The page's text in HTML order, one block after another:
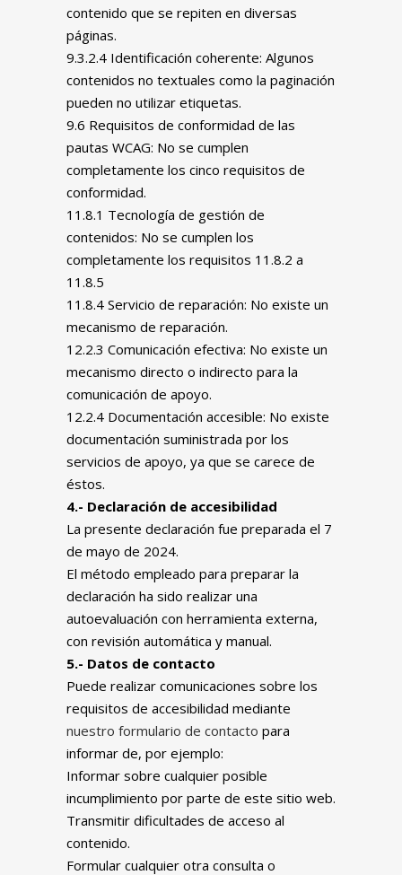
contenido que se repiten en diversas
páginas.
9.3.2.4 Identificación coherente: Algunos
contenidos no textuales como la paginación
pueden no utilizar etiquetas.
9.6 Requisitos de conformidad de las
pautas WCAG: No se cumplen
completamente los cinco requisitos de
conformidad.
11.8.1 Tecnología de gestión de
contenidos: No se cumplen los
completamente los requisitos 11.8.2 a
11.8.5
11.8.4 Servicio de reparación: No existe un
mecanismo de reparación.
12.2.3 Comunicación efectiva: No existe un
mecanismo directo o indirecto para la
comunicación de apoyo.
12.2.4 Documentación accesible: No existe
documentación suministrada por los
servicios de apoyo, ya que se carece de
éstos.
4.- Declaración de accesibilidad
La presente declaración fue preparada el 7
de mayo de 2024.
El método empleado para preparar la
declaración ha sido realizar una
autoevaluación con herramienta externa,
con revisión automática y manual.
5.- Datos de contacto
Puede realizar comunicaciones sobre los
requisitos de accesibilidad mediante
nuestro formulario de contacto para
informar de, por ejemplo:
Informar sobre cualquier posible
incumplimiento por parte de este sitio web.
Transmitir dificultades de acceso al
contenido.
Formular cualquier otra consulta o